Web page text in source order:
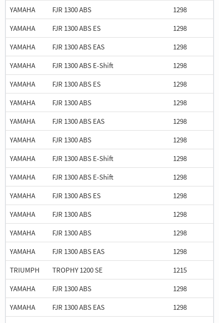
YAMAHA
FJR 1300 ABS 1298
YAMAHA
FJR 1300 ABS ES 1298
YAMAHA
FJR 1300 ABS EAS 1298
YAMAHA
FJR 1300 ABS E-Shift 1298
YAMAHA
FJR 1300 ABS ES 1298
YAMAHA
FJR 1300 ABS 1298
YAMAHA
FJR 1300 ABS EAS 1298
YAMAHA
FJR 1300 ABS 1298
YAMAHA
FJR 1300 ABS E-Shift 1298
YAMAHA
FJR 1300 ABS E-Shift 1298
YAMAHA
FJR 1300 ABS ES 1298
YAMAHA
FJR 1300 ABS 1298
YAMAHA
FJR 1300 ABS 1298
YAMAHA
FJR 1300 ABS EAS 1298
TRIUMPH
TROPHY 1200 SE 1215
YAMAHA
FJR 1300 ABS 1298
YAMAHA
FJR 1300 ABS EAS 1298